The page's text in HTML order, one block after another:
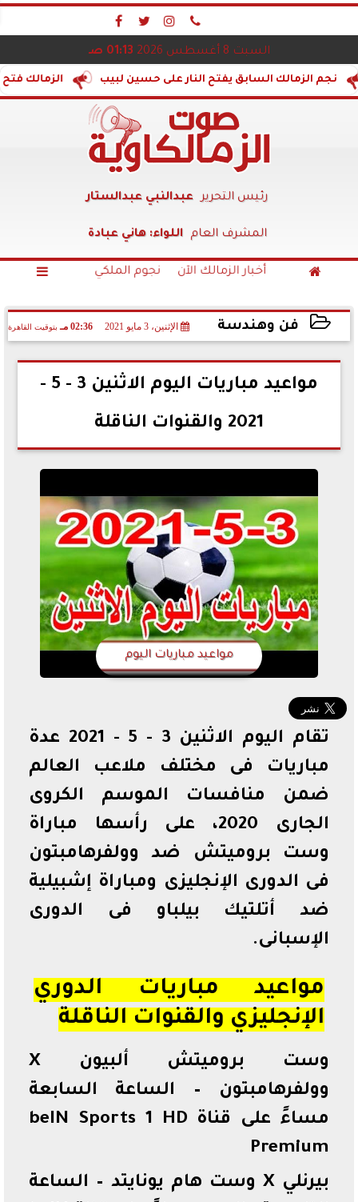
   
السبت 8 أغسطس 2026 01:13 صـ
الزمالك فتح السابق يفتح النار على حسين لبيب
رئيس التحرير عبدالنبي عبدالستار
المشرف العام اللواء: هاني عبادة
 أخبار الزمالك الآن نجوم الملكي 
فن وهندسة الإثنين، 3 مايو 2021 02:36 مـ بتوقيت القاهرة
2021-05-03 14:36:02
مواعيد مباريات اليوم الاثنين 3 - 5 -
2021 والقنوات الناقلة
مواعيد مباريات اليوم
تقام اليوم الاثنين 3 - 5 - 2021 عدة
مباريات فى مختلف ملاعب العالم
ضمن منافسات الموسم الكروى
الجارى 2020، على رأسها مباراة
وست بروميتش ضد وولفرهامبتون
فى الدورى الإنجليزى ومباراة إشبيلية
ضد أتلتيك بيلباو فى الدورى
الإسبانى.
مواعيد مباريات الدوري
الإنجليزي والقنوات الناقلة
وست بروميتش ألبيون X
وولفرهامبتون – الساعة السابعة
مساءً على قناة beIN Sports 1 HD
Premium
بيرنلي X وست هام يونايتد – الساعة